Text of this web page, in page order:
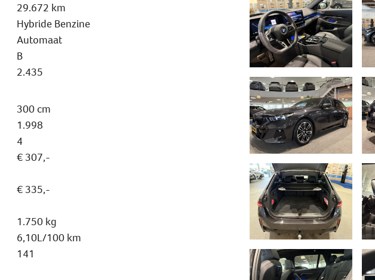
29.672 km
Hybride Benzine
Automaat
B
2.435
300 cm
1.998
4
€ 307,-
€ 335,-
1.750 kg
6,10L/100 km
141